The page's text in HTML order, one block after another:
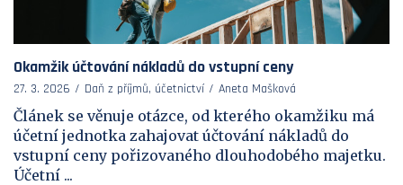
Okamžik účtování nákladů do vstupní ceny
27. 3. 2026 Daň z příjmů, účetnictví Aneta Mašková
Článek se věnuje otázce, od kterého okamžiku má
účetní jednotka zahajovat účtování nákladů do
vstupní ceny pořizovaného dlouhodobého majetku.
Účetní ...